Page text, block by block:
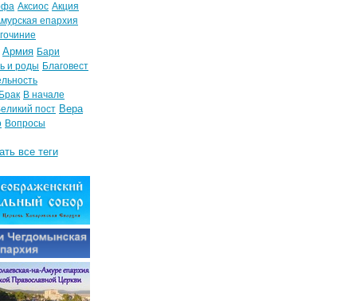
Аксиос Акция
епархия
Армия Бари
и роды Благовест
Брак В начале
пост Вера
Вопросы
все теги